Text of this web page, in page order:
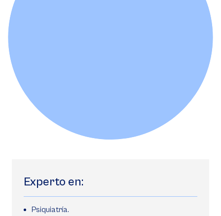
Experto en:
Psiquiatría.